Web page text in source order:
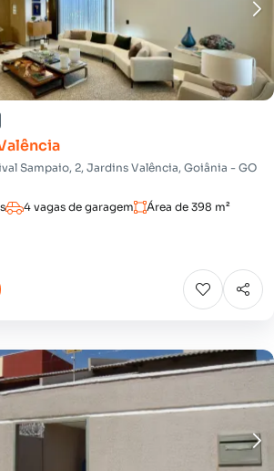
Sampaio, 2, Jardins Valência, Goiânia - GO
4 vagas de garagem Área de 398 m²